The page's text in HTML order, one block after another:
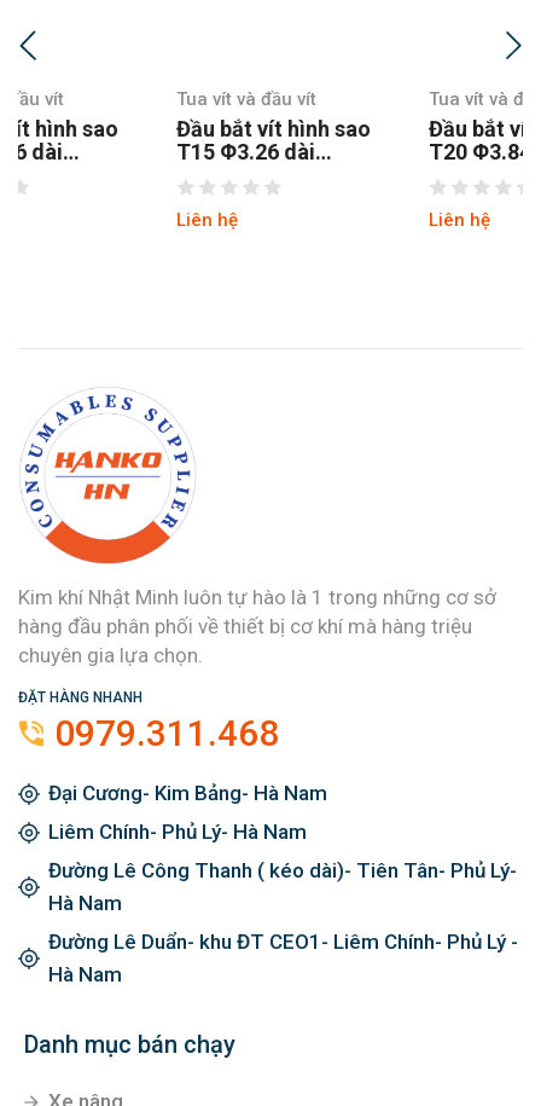
Tua vít và đầu vít
Đầu bắt vít hình sao
T15 Φ3.26 dài
150MM chuôi lục
Tua vít và đầu vít
Đầu bắt vít hình sao
T20 Φ3.84 dài
100MM chuôi lục
Kim khí Nhật Minh luôn tự hào là 1 trong những cơ sở
hàng đầu phân phối về thiết bị cơ khí mà hàng triệu
chuyên gia lựa chọn.
ĐẶT HÀNG NHANH
0979.311.468
Đại Cương- Kim Bảng- Hà Nam
Liêm Chính- Phủ Lý- Hà Nam
Đường Lê Công Thanh ( kéo dài)- Tiên Tân- Phủ Lý-
Hà Nam
Đường Lê Duẩn- khu ĐT CEO1- Liêm Chính- Phủ Lý -
Hà Nam
Danh mục bán chạy